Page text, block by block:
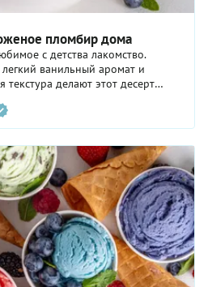
пломбир дома
с детства лакомство.
ванильный аромат и
делают этот десерт
желанным, особенно в
имеет французское
еще со времен Наполеона III, но
в СССР. Он готовился строго по
консервантов и
поэтому «то самое»
вкусным, что стало легендой.
роскошный пломбир